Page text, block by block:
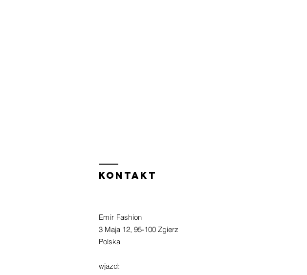
Kontakt
Emir Fashion
3 Maja 12, 95-100 Zgierz
Polska
wjazd: